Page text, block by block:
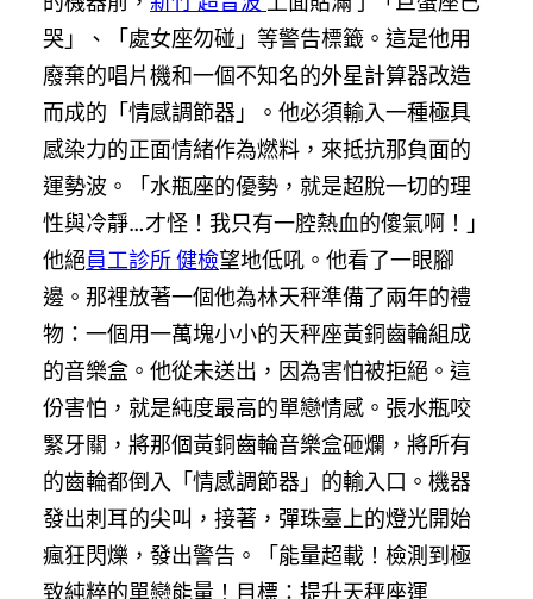
哭」、「處女座勿碰」等警告標籤。這是他用
廢棄的唱片機和一個不知名的外星計算器改造
而成的「情感調節器」。他必須輸入一種極具
感染力的正面情緒作為燃料，來抵抗那負面的
運勢波。「水瓶座的優勢，就是超脫一切的理
性與冷靜…才怪！我只有一腔熱血的傻氣啊！」
他絕員工診所 健檢望地低吼。他看了一眼腳
邊。那裡放著一個他為林天秤準備了兩年的禮
物：一個用一萬塊小小的天秤座黃銅齒輪組成
的音樂盒。他從未送出，因為害怕被拒絕。這
份害怕，就是純度最高的單戀情感。張水瓶咬
緊牙關，將那個黃銅齒輪音樂盒砸爛，將所有
的齒輪都倒入「情感調節器」的輸入口。機器
發出刺耳的尖叫，接著，彈珠臺上的燈光開始
瘋狂閃爍，發出警告。「能量超載！檢測到極
致純粹的單戀能量！目標：提升天秤座運